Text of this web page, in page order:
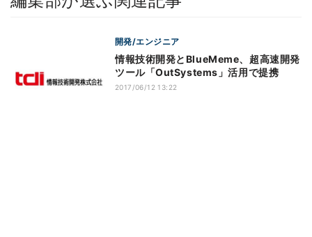
開発/エンジニア
情報技術開発とBlueMeme、超高速開発
ツール「OutSystems」活用で提携
2017/06/12 13:22